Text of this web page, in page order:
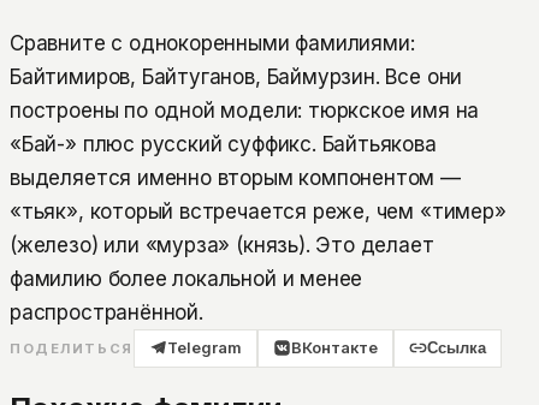
Сравните с однокоренными фамилиями:
Байтимиров, Байтуганов, Баймурзин. Все они
построены по одной модели: тюркское имя на
«Бай-» плюс русский суффикс. Байтьякова
выделяется именно вторым компонентом —
«тьяк», который встречается реже, чем «тимер»
(железо) или «мурза» (князь). Это делает
фамилию более локальной и менее
распространённой.
ПОДЕЛИТЬСЯ Telegram ВКонтакте Ссылка